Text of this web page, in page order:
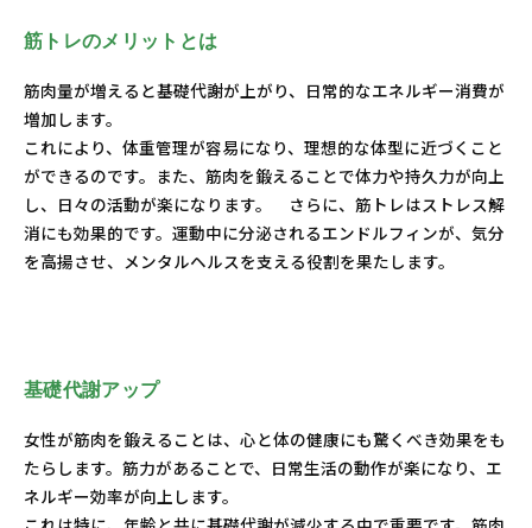
筋トレのメリットとは
筋肉量が増えると基礎代謝が上がり、日常的なエネルギー消費が
増加します。
これにより、体重管理が容易になり、理想的な体型に近づくこと
ができるのです。また、筋肉を鍛えることで体力や持久力が向上
し、日々の活動が楽になります。 さらに、筋トレはストレス解
消にも効果的です。運動中に分泌されるエンドルフィンが、気分
を高揚させ、メンタルヘルスを支える役割を果たします。
基礎代謝アップ
女性が筋肉を鍛えることは、心と体の健康にも驚くべき効果をも
たらします。筋力があることで、日常生活の動作が楽になり、エ
ネルギー効率が向上します。